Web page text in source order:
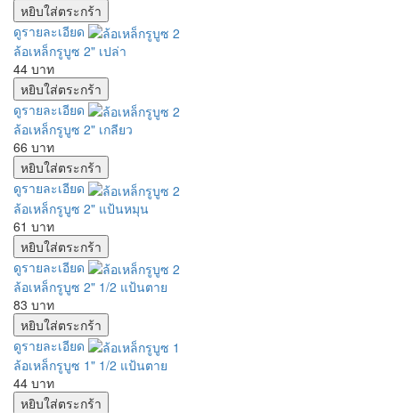
ดูรายละเอียด
ล้อเหล็กรูบูซ 2" เปล่า
44 บาท
ดูรายละเอียด
ล้อเหล็กรูบูซ 2" เกลียว
66 บาท
ดูรายละเอียด
ล้อเหล็กรูบูซ 2" แป้นหมุน
61 บาท
ดูรายละเอียด
ล้อเหล็กรูบูซ 2" 1/2 แป้นตาย
83 บาท
ดูรายละเอียด
ล้อเหล็กรูบูซ 1" 1/2 แป้นตาย
44 บาท